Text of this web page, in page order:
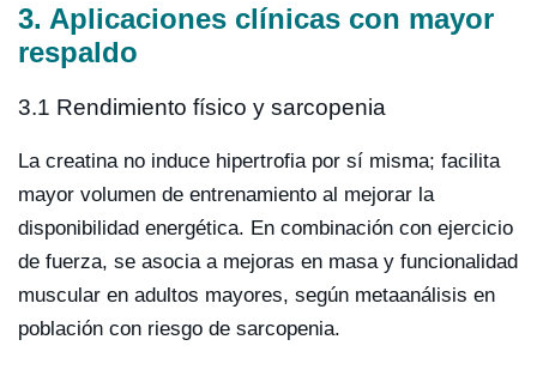
3. Aplicaciones clínicas con mayor
respaldo
3.1 Rendimiento físico y sarcopenia
La creatina no induce hipertrofia por sí misma; facilita
mayor volumen de entrenamiento al mejorar la
disponibilidad energética. En combinación con ejercicio
de fuerza, se asocia a mejoras en masa y funcionalidad
muscular en adultos mayores, según metaanálisis en
población con riesgo de sarcopenia.